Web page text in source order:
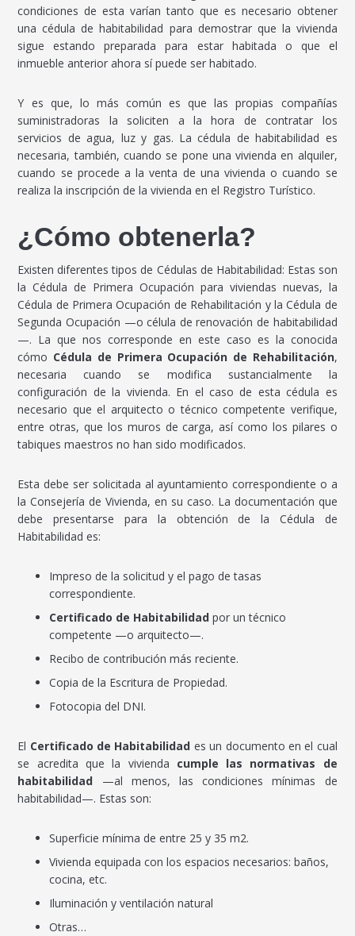
condiciones de esta varían tanto que es necesario obtener
una cédula de habitabilidad para demostrar que la vivienda
sigue estando preparada para estar habitada o que el
inmueble anterior ahora sí puede ser habitado.
Y es que, lo más común es que las propias compañías
suministradoras la soliciten a la hora de contratar los
servicios de agua, luz y gas. La cédula de habitabilidad es
necesaria, también, cuando se pone una vivienda en alquiler,
cuando se procede a la venta de una vivienda o cuando se
realiza la inscripción de la vivienda en el Registro Turístico.
¿Cómo obtenerla?
Existen diferentes tipos de Cédulas de Habitabilidad: Estas son
la Cédula de Primera Ocupación para viviendas nuevas, la
Cédula de Primera Ocupación de Rehabilitación y la Cédula de
Segunda Ocupación —o célula de renovación de habitabilidad
—. La que nos corresponde en este caso es la conocida
cómo Cédula de Primera Ocupación de Rehabilitación,
necesaria cuando se modifica sustancialmente la
configuración de la vivienda. En el caso de esta cédula es
necesario que el arquitecto o técnico competente verifique,
entre otras, que los muros de carga, así como los pilares o
tabiques maestros no han sido modificados.
Esta debe ser solicitada al ayuntamiento correspondiente o a
la Consejería de Vivienda, en su caso. La documentación que
debe presentarse para la obtención de la Cédula de
Habitabilidad es:
Impreso de la solicitud y el pago de tasas
correspondiente.
Certificado de Habitabilidad por un técnico
competente —o arquitecto—.
Recibo de contribución más reciente.
Copia de la Escritura de Propiedad.
Fotocopia del DNI.
El Certificado de Habitabilidad es un documento en el cual
se acredita que la vivienda cumple las normativas de
habitabilidad —al menos, las condiciones mínimas de
habitabilidad—. Estas son:
Superficie mínima de entre 25 y 35 m2.
Vivienda equipada con los espacios necesarios: baños,
cocina, etc.
Iluminación y ventilación natural
Otras…